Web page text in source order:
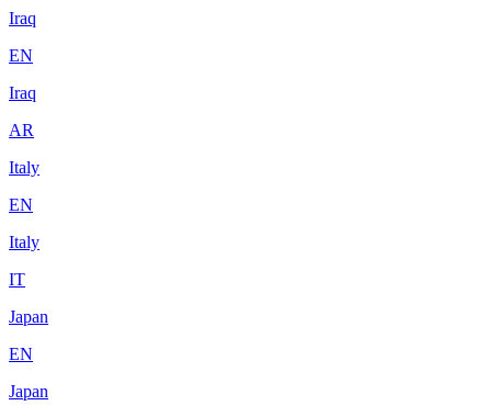
Iraq
EN
Iraq
AR
Italy
EN
Italy
IT
Japan
EN
Japan